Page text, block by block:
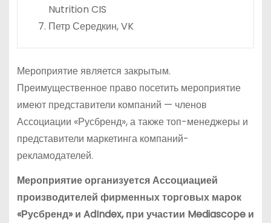
Nutrition CIS
Петр Середкин, VK
Мероприятие является закрытым.
Преимущественное право посетить мероприятие
имеют представители компаний — членов
Ассоциации «Русбренд», а также топ-менеджеры и
представители маркетинга компаний-
рекламодателей.
Мероприятие организуется Ассоциацией
производителей фирменных торговых марок
«Русбренд» и AdIndex, при участии Mediascope и